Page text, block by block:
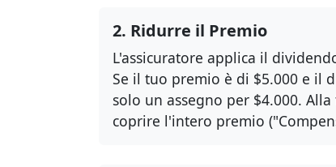
2. Ridurre il Premio
L'assicuratore applica il
Se il tuo premio è di $5.000 e il
solo un assegno per $4.000.
coprire l'intero premio